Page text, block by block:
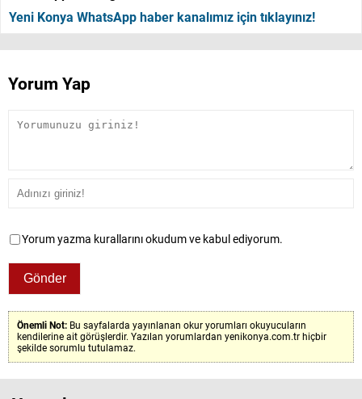
Yeni Konya WhatsApp haber kanalımız için tıklayınız!
Yorum Yap
Yorum yazma kurallarını okudum ve kabul ediyorum.
Önemli Not: Bu sayfalarda yayınlanan okur yorumları okuyucuların
kendilerine ait görüşlerdir. Yazılan yorumlardan yenikonya.com.tr hiçbir
şekilde sorumlu tutulamaz.